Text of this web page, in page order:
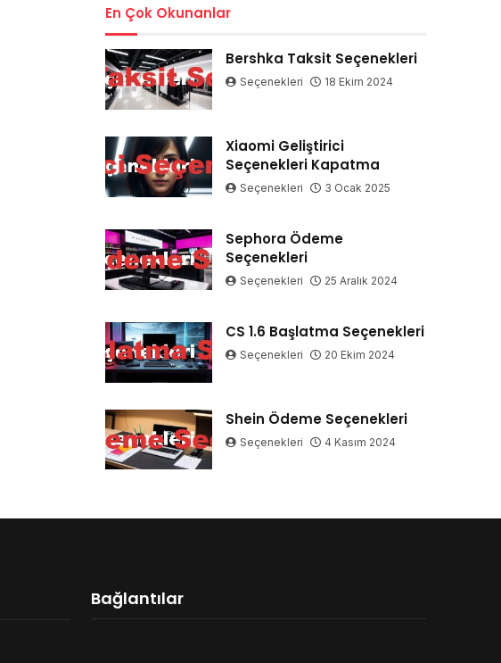
En Çok Okunanlar
Bershka Taksit Seçenekleri
Seçenekleri 18 Ekim 2024
Xiaomi Geliştirici
Seçenekleri Kapatma
Seçenekleri 3 Ocak 2025
Sephora Ödeme
Seçenekleri
Seçenekleri 25 Aralık 2024
CS 1.6 Başlatma Seçenekleri
Seçenekleri 20 Ekim 2024
Shein Ödeme Seçenekleri
Seçenekleri 4 Kasım 2024
Bağlantılar